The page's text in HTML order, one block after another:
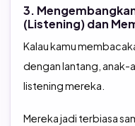
3.
(Listening) dan
Kalau kamu
dengan lantang, anak-
listening mereka.
Mereka jadi terbiasa